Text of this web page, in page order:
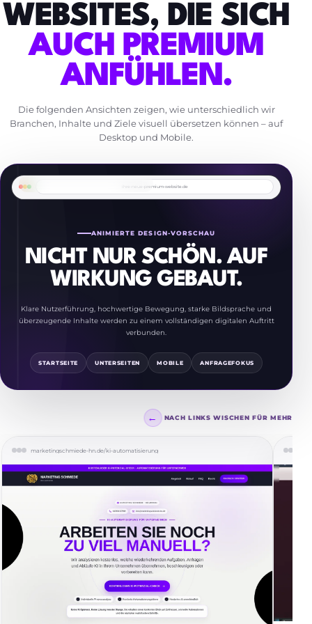
WEBSITES, DIE SICH
AUCH PREMIUM
ANFÜHLEN.
Die folgenden Ansichten zeigen, wie unterschiedlich wir
Branchen, Inhalte und Ziele visuell übersetzen können – auf
Desktop und Mobile.
ihre-neue-premium-website.de
ANIMIERTE DESIGN-VORSCHAU
NICHT NUR SCHÖN. AUF
WIRKUNG GEBAUT.
Klare Nutzerführung, hochwertige Bewegung, starke Bildsprache und
überzeugende Inhalte werden zu einem vollständigen digitalen Auftritt
verbunden.
STARTSEITE UNTERSEITEN MOBILE ANFRAGEFOKUS
← NACH LINKS WISCHEN FÜR MEHR
marketingschmiede-hn.de/ki-automatisierung